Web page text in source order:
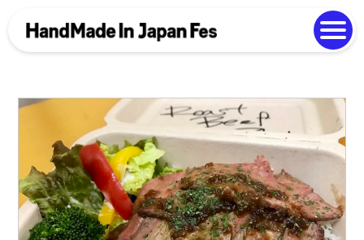
Photo Gallery
中文